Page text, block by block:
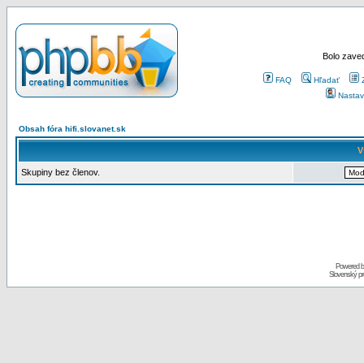
Bolo
FAQ Hľadať
Obsah fóra hifi.slovanet.sk
Skupiny bez členov.
Powered
Slovenský